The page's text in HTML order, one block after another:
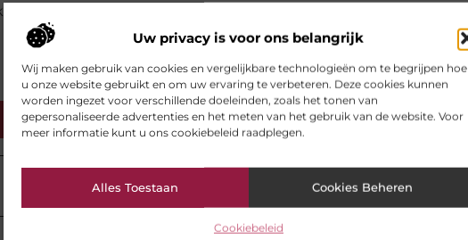
Uw privacy is voor ons belangrijk
Wij maken gebruik van cookies en vergelijkbare technologieën om te begrijpen hoe
u onze website gebruikt en om uw ervaring te verbeteren. Deze cookies kunnen
worden ingezet voor verschillende doeleinden, zoals het tonen van
gepersonaliseerde advertenties en het meten van het gebruik van de website. Voor
meer informatie kunt u ons cookiebeleid raadplegen.
Alles Toestaan Cookies Beheren
Cookiebeleid
zet, kan met
Pinterest LinkedIn Email